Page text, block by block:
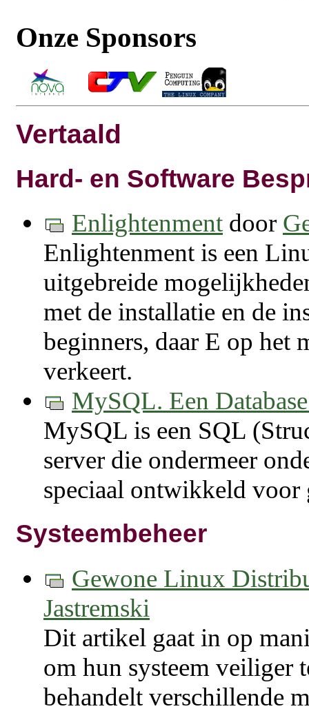
Onze Sponsors
Vertaald
Hard- en Software
Enlightenment door
Enlightenment is een
uitgebreide
met de installatie en de
beginners, daar E op het
verkeert.
MySQL. Een
MySQL is een SQL
server die ondermeer
speciaal ontwikkeld voor
Systeembeheer
Gewone Linux
Jastremski
Dit artikel gaat in op
om hun systeem veiliger
behandelt verschillende